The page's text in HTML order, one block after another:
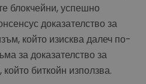
блокчейни, успешно
доказателство за
който изисква далеч по-
за доказателство за
биткойн използва.